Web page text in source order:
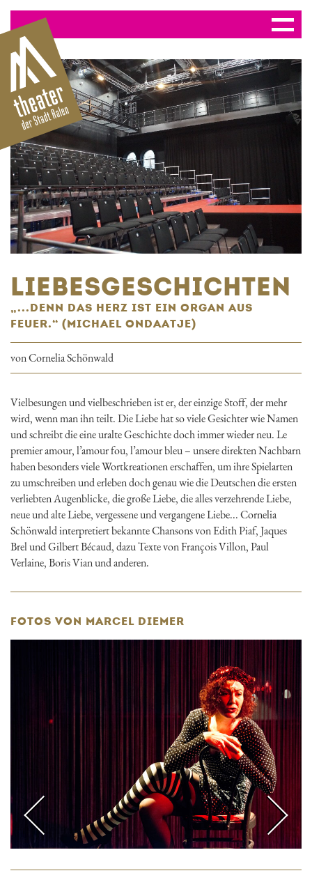
LIEBESGESCHICHTEN
„...DENN DAS HERZ IST EIN ORGAN AUS
FEUER.“ (MICHAEL ONDAATJE)
von Cornelia Schönwald
Vielbesungen und vielbeschrieben ist er, der einzige Stoff, der mehr
wird, wenn man ihn teilt. Die Liebe hat so viele Gesichter wie Namen
und schreibt die eine uralte Geschichte doch immer wieder neu. Le
premier amour, l’amour fou, l’amour bleu – unsere direkten Nachbarn
haben besonders viele Wortkreationen erschaffen, um ihre Spielarten
zu umschreiben und erleben doch genau wie die Deutschen die ersten
verliebten Augenblicke, die große Liebe, die alles verzehrende Liebe,
neue und alte Liebe, vergessene und vergangene Liebe... Cornelia
Schönwald interpretiert bekannte Chansons von Edith Piaf, Jaques
Brel und Gilbert Bécaud, dazu Texte von François Villon, Paul
Verlaine, Boris Vian und anderen.
FOTOS VON MARCEL DIEMER